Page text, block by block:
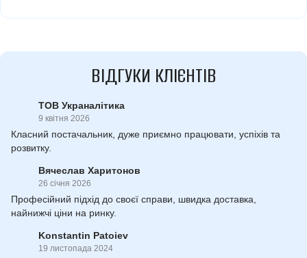
ВІДГУКИ КЛІЄНТІВ
ТОВ Украналітика
9 квітня 2026
Класний постачальник, дуже приємно працювати, успіхів та
розвитку.
Вячеслав Харитонов
26 січня 2026
Професійний підхід до своєї справи, швидка доставка,
найнижчі ціни на ринку.
Konstantin Patoiev
19 листопада 2024